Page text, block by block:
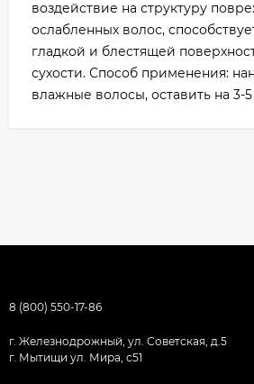
воздействие на структуру
ослабленных волос,
гладкой и блестящей
сухости. Способ применения:
влажные волосы, оставить на 3-
8 (800) 550-17-86
г. Железнодрожный, ул. Советская, д.5
г. Мытищи ул. Мира, с51